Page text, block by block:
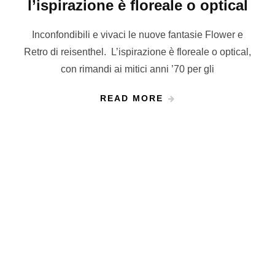
l’ispirazione è floreale o optical
Inconfondibili e vivaci le nuove fantasie Flower e
Retro di reisenthel. L’ispirazione è floreale o optical,
con rimandi ai mitici anni ’70 per gli
READ MORE